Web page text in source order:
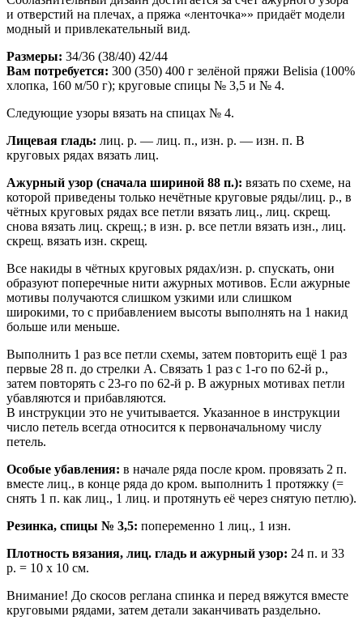
и отверстий на плечах, а пряжа «ленточка»» придаёт модели
модный и привлекательный вид.
Размеры: 34/36 (38/40) 42/44
Вам потребуется: 300 (350) 400 г зелёной пряжи Belisia (100%
хлопка, 160 м/50 г); круговые спицы № 3,5 и № 4.
Следующие узоры вязать на спицах № 4.
Лицевая гладь: лиц. р. — лиц. п., изн. р. — изн. п. В
круговых рядах вязать лиц.
Ажурный узор (сначала шириной 88 п.): вязать по схеме, на
которой приведены только нечётные круговые ряды/лиц. р., в
чётных круговых рядах все петли вязать лиц., лиц. скрещ.
снова вязать лиц. скрещ.; в изн. р. все петли вязать изн., лиц.
скрещ. вязать изн. скрещ.
Все накиды в чётных круговых рядах/изн. р. спускать, они
образуют поперечные нити ажурных мотивов. Если ажурные
мотивы получаются слишком узкими или слишком
широкими, то с прибавлением высоты выполнять на 1 накид
больше или меньше.
Выполнить 1 раз все петли схемы, затем повторить ещё 1 раз
первые 28 п. до стрелки А. Связать 1 раз с 1-го по 62-й р.,
затем повторять с 23-го по 62-й р. В ажурных мотивах петли
убавляются и прибавляются.
В инструкции это не учитывается. Указанное в инструкции
число петель всегда относится к первоначальному числу
петель.
Особые убавления: в начале ряда после кром. провязать 2 п.
вместе лиц., в конце ряда до кром. выполнить 1 протяжку (=
снять 1 п. как лиц., 1 лиц. и протянуть её через снятую петлю).
Резинка, спицы № 3,5: попеременно 1 лиц., 1 изн.
Плотность вязания, лиц. гладь и ажурный узор: 24 п. и 33
р. = 10 х 10 см.
Внимание! До скосов реглана спинка и перед вяжутся вместе
круговыми рядами, затем детали заканчивать раздельно.